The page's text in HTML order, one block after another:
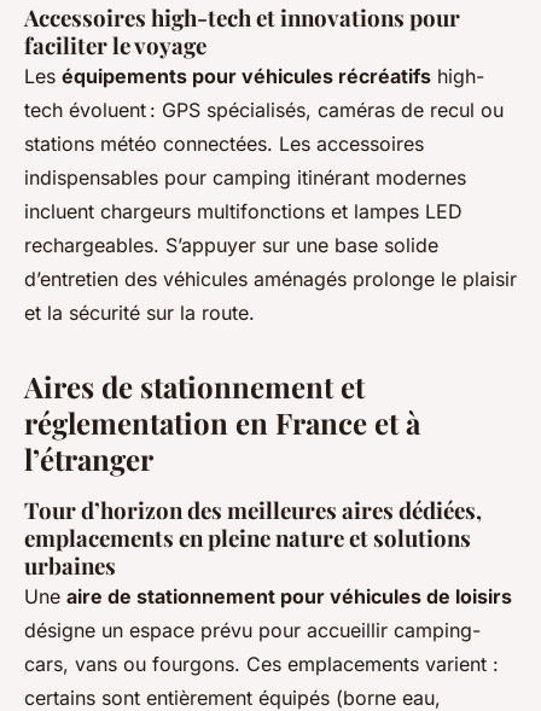
Accessoires high-tech et innovations pour
faciliter le voyage
Les équipements pour véhicules récréatifs high-
tech évoluent : GPS spécialisés, caméras de recul ou
stations météo connectées. Les accessoires
indispensables pour camping itinérant modernes
incluent chargeurs multifonctions et lampes LED
rechargeables. S’appuyer sur une base solide
d’entretien des véhicules aménagés prolonge le plaisir
et la sécurité sur la route.
Aires de stationnement et
réglementation en France et à
l’étranger
Tour d’horizon des meilleures aires dédiées,
emplacements en pleine nature et solutions
urbaines
Une aire de stationnement pour véhicules de loisirs
désigne un espace prévu pour accueillir camping-
cars, vans ou fourgons. Ces emplacements varient :
certains sont entièrement équipés (borne eau,